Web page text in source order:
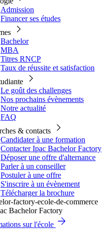
Admission
Financer ses études
Bachelor
MBA
Titres RNCP
Taux de réussite et satisfaction
Le goût des challenges
Nos prochains évènements
Notre actualité
FAQ
& contacts
Candidater à une formation
Contacter Ipac Bachelor Factory
Déposer une offre d'alternance
Parler à un conseiller
Postuler à une offre
S'inscrire à un évènement
Télécharger la brochure
Bachelor Factory
sur l'école